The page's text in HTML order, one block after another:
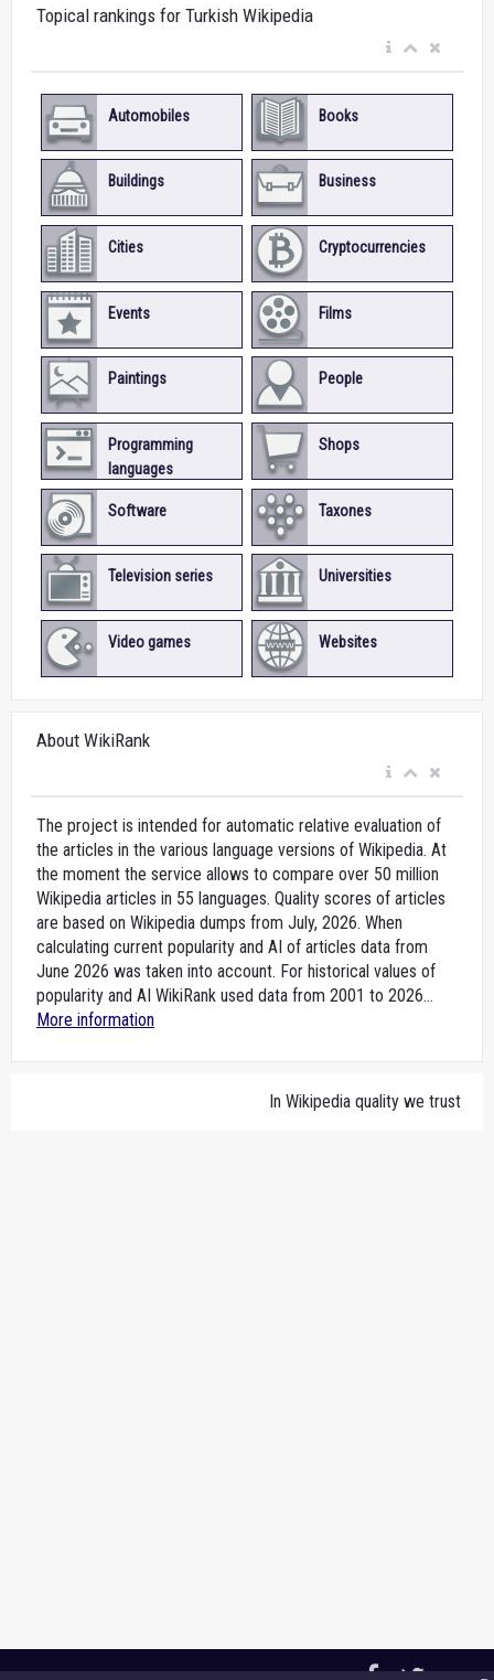
Topical rankings for Turkish Wikipedia
Automobiles Books
Buildings Business
Cities Cryptocurrencies
Events Films
Paintings People
Programming
languages
Shops
Software Taxones
Television series Universities
Video games Websites
About WikiRank
The project is intended for automatic relative evaluation of
the articles in the various language versions of Wikipedia. At
the moment the service allows to compare over 50 million
Wikipedia articles in 55 languages. Quality scores of articles
are based on Wikipedia dumps from July, 2026. When
calculating current popularity and AI of articles data from
June 2026 was taken into account. For historical values of
popularity and AI WikiRank used data from 2001 to 2026...
More information
In Wikipedia quality we trust